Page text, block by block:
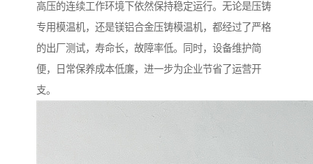
高压的连续工作环境下依然保持稳定运行。无论是压铸
专用模温机，还是镁铝合金压铸模温机，都经过了严格
的出厂测试，寿命长，故障率低。同时，设备维护简
便，日常保养成本低廉，进一步为企业节省了运营开
支。